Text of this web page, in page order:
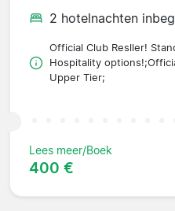
2 hotelnachten
Official Club Resller!
Hospitality
Upper Tier;
Lees meer/Boek
400 €